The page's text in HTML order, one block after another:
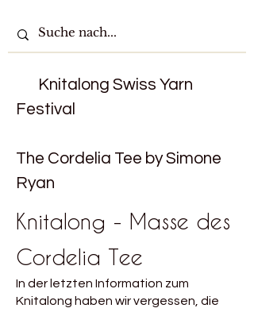
Knitalong Swiss Yarn
Festival
The Cordelia Tee by Simone
Ryan
Knitalong - Masse des
Cordelia Tee
In der letzten Information zum
Knitalong haben wir vergessen, die